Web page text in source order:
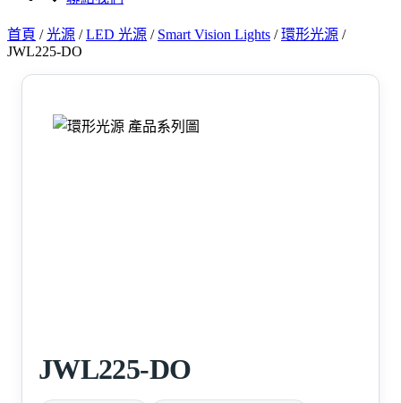
首頁 /光源 /LED 光源 / Smart Vision Lights /環形光源 /
JWL225-DO
JWL225-DO